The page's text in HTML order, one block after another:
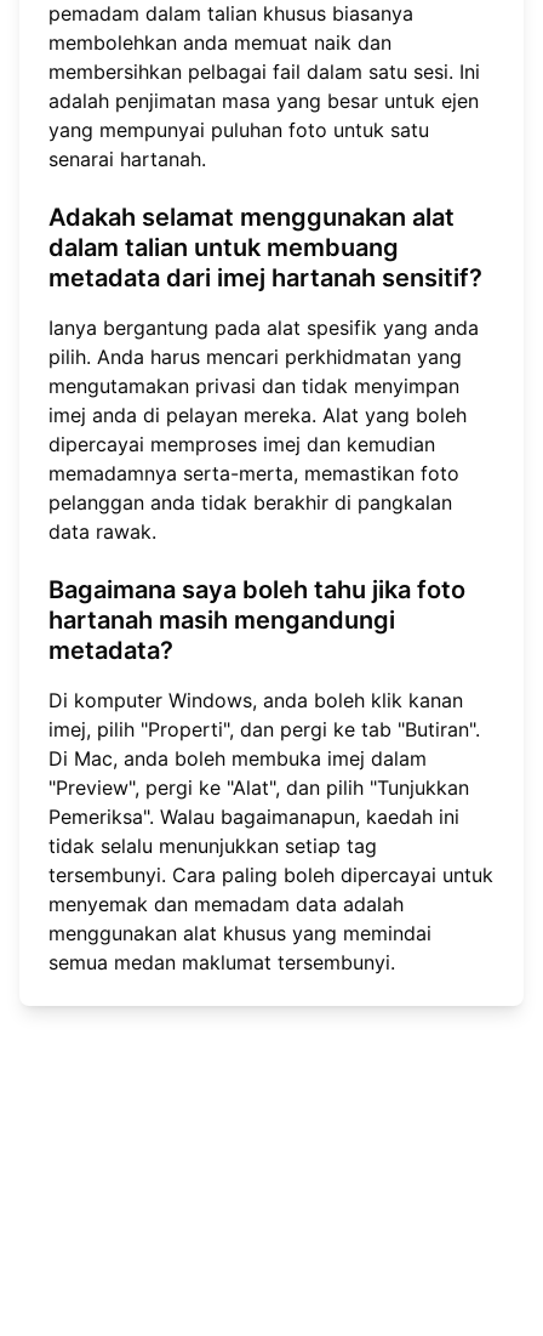
pemadam dalam talian khusus biasanya
membolehkan anda memuat naik dan
membersihkan pelbagai fail dalam satu sesi. Ini
adalah penjimatan masa yang besar untuk ejen
yang mempunyai puluhan foto untuk satu
senarai hartanah.
Adakah selamat menggunakan alat
dalam talian untuk membuang
metadata dari imej hartanah sensitif?
Ianya bergantung pada alat spesifik yang anda
pilih. Anda harus mencari perkhidmatan yang
mengutamakan privasi dan tidak menyimpan
imej anda di pelayan mereka. Alat yang boleh
dipercayai memproses imej dan kemudian
memadamnya serta-merta, memastikan foto
pelanggan anda tidak berakhir di pangkalan
data rawak.
Bagaimana saya boleh tahu jika foto
hartanah masih mengandungi
metadata?
Di komputer Windows, anda boleh klik kanan
imej, pilih "Properti", dan pergi ke tab "Butiran".
Di Mac, anda boleh membuka imej dalam
"Preview", pergi ke "Alat", dan pilih "Tunjukkan
Pemeriksa". Walau bagaimanapun, kaedah ini
tidak selalu menunjukkan setiap tag
tersembunyi. Cara paling boleh dipercayai untuk
menyemak dan memadam data adalah
menggunakan alat khusus yang memindai
semua medan maklumat tersembunyi.